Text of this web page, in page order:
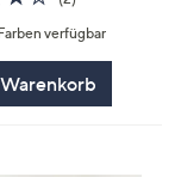
von
5
verfügbar